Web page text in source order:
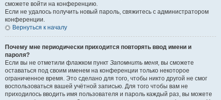
сможете войти на конференцию.
Если не удалось получить новый пароль, свяжитесь с администратором
конференции.
Вернуться к началу
Почему мне периодически приходится повторять ввод имени и
пароля?
Если вы не отметили флажком пункт Запомнить меня, вы сможете
оставаться под своим именем на конференции только некоторое
ограниченное время. Это сделано для того, чтобы никто другой не смог
воспользоваться вашей учётной записью. Для того чтобы вам не
приходилось вводить имя пользователя и пароль каждый раз, вы можете